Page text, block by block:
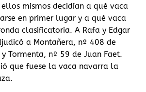
ellos mismos decidían a qué vaca
en primer lugar y a qué vaca
clasificatoria. A Rafa y Edgar
a Montañera, nº 408 de
Tormenta, nº 59 de Juan Faet.
que fuese la vaca navarra la